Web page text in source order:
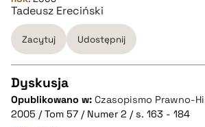
BIBTEX
pobierz cytat
Tadeusz Ereciński
Zacytuj Udostępnij
CZYSTY TEKST
Dyskusja
Opublikowano w: Czasopismo Prawno-
2005 / Tom 57 / Numer 2 / s. 163 - 184